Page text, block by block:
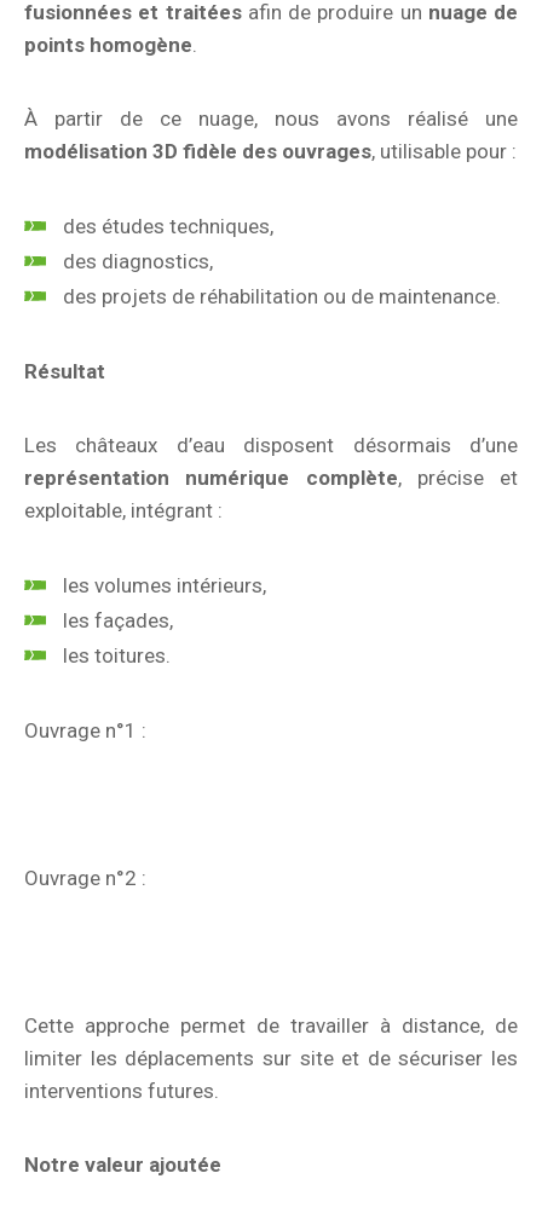
fusionnées et traitéesafin de produire un nuage de
points homogène
À partir de ce nuage, nous avons réalisé une
modélisation 3D fidèle des ouvrages, utilisable pour :
des études techniques,
des diagnostics,
des projets de réhabilitation ou de maintenance.
Résultat
Les châteaux d’eau disposent désormais d’une
représentation numérique complète, précise et
exploitable, intégrant :
les volumes intérieurs,
les façades,
les toitures.
Ouvrage n°1 :
Ouvrage n°2 :
Cette approche permet de travailler à distance, de
limiter les déplacements sur site et de sécuriser les
interventions futures.
Notre valeur ajoutée